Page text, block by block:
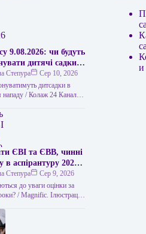
9.08.2026: чи будуть
дитячі садки
та
Степура
Сер 10, 2026
дитсадки в
нападу / Колаж 24 Каналу
на Одесу, що стався…
ЄВІ та ЄВВ, чинні
в аспірантуру 2026
Степура
Сер 9, 2026
до уваги оцінки за
/ Magnific. Ілюстрація
– чи…
и